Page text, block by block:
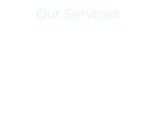
Our Services